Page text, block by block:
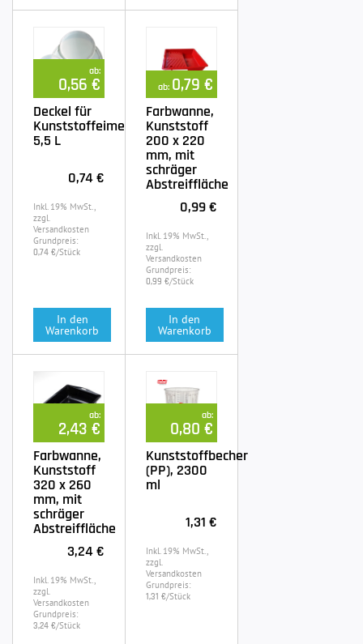
ab:
0,56 €
Deckel für
Kunststoffeimer
5,5 L
0,74 €
Inkl. 19% MwSt.,
zzgl.
Versandkosten
Grundpreis:
0,74 €/Stück
In den
Warenkorb
ab: 0,79 €
Farbwanne,
Kunststoff
200 x 220
mm, mit
schräger
Abstreiffläche
0,99 €
Inkl. 19% MwSt.,
zzgl.
Versandkosten
Grundpreis:
0,99 €/Stück
In den
Warenkorb
ab:
2,43 €
Farbwanne,
Kunststoff
320 x 260
mm, mit
schräger
Abstreiffläche
3,24 €
Inkl. 19% MwSt.,
zzgl.
Versandkosten
Grundpreis:
3,24 €/Stück
ab:
0,80 €
Kunststoffbecher
(PP), 2300
ml
1,31 €
Inkl. 19% MwSt.,
zzgl.
Versandkosten
Grundpreis:
1,31 €/Stück